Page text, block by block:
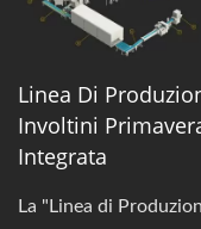
Linea Di
Involtini
Integrata
La "Linea di